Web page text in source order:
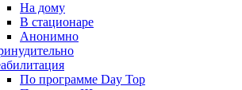
На дому
В стационаре
Анонимно
По программе Day Top